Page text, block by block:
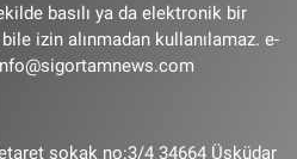
basılı ya da elektronik bir
izin alınmadan kullanılamaz. e-
sokak no:3/4 34664 Üsküdar